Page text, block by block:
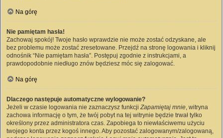
Na górę
Nie pamiętam hasła!
Zachowaj spokój! Twoje hasło wprawdzie nie może zostać odzyskane, ale
bez problemu może zostać zresetowane. Przejdź na stronę logowania i kliknij
odnośnik “Nie pamiętam hasła”. Postępuj zgodnie z instrukcjami, a
prawdopodobnie niedługo znów będziesz móc się zalogować.
Na górę
Dlaczego następuje automatyczne wylogowanie?
Jeżeli w czasie logowania nie zaznaczysz funkcjiZapamiętaj mnie, witryna
zachowa informację o tym, że twój pobyt na tej witrynie będzie trwał tylko
określony przez administratora czas. Zapobiega to niewłaściwemu użyciu
twojego konta przez kogoś innego. Aby pozostać zalogowanym/zalogowaną,